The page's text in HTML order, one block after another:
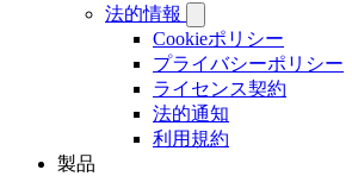
法的情報
Cookieポリシー
プライバシーポリシー
ライセンス契約
法的通知
利用規約
製品